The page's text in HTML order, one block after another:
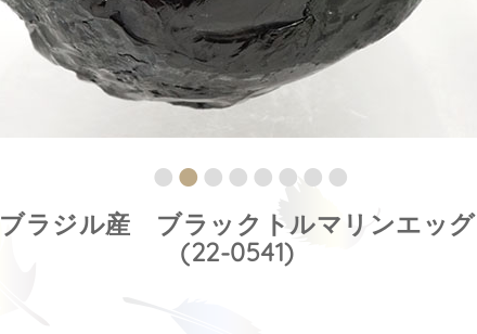
ブラジル産 ブラックトルマリンエッグ
(22-0541)